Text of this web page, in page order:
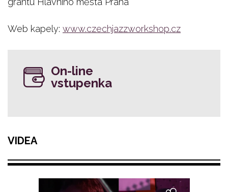
Web kapely: www.czechjazzworkshop.cz
On-line
vstupenka
VIDEA